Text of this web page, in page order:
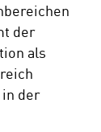
der
als
der